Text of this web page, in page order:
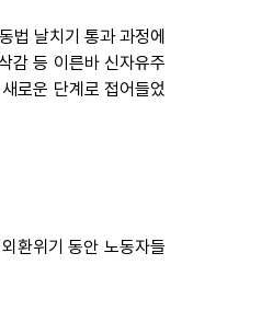
법 날치기 통과 과정에
감 등 이른바 신자유주
로운 단계로 접어들었
환위기 동안 노동자들